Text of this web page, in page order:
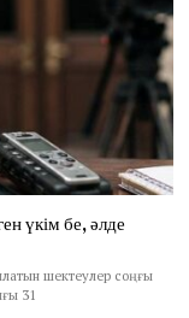
үкім бе, әлде
шектеулер соңғы
31